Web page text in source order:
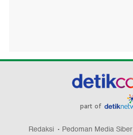
part of
Redaksi Pedoman Media Siber